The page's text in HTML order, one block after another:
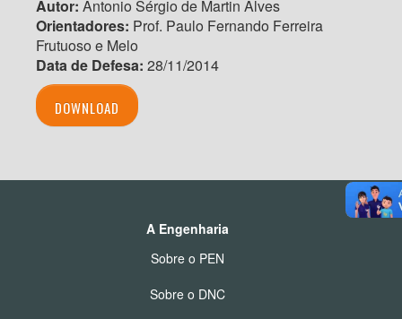
Autor: Antonio Sérgio de Martin Alves
Orientadores: Prof. Paulo Fernando Ferreira
Frutuoso e Melo
Data de Defesa: 28/11/2014
DOWNLOAD
A Engenharia
Sobre o PEN
Sobre o DNC